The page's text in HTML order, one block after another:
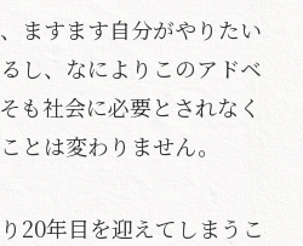
ますます自分がやりたい
し、なによりこのアドベ
も社会に必要とされなく
とは変わりません。
20年目を迎えてしまうこ